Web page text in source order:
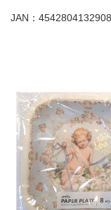
JAN：